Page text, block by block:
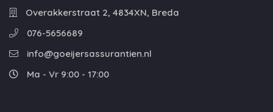
Overakkerstraat 2, 4834XN, Breda
076-5656689
info@goeijersassurantien.nl
Ma - Vr 9:00 - 17:00